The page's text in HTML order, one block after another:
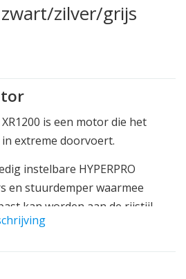
zilver/grijs
is een motor die het
extreme doorvoert.
instelbare HYPERPRO
en stuurdemper waarmee
kan worden aan de rijstijl
bestuurder. Hierdoor is deze